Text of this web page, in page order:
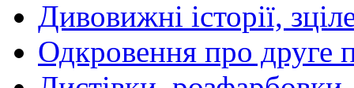
Дивовижні історії,
Одкровення про друге